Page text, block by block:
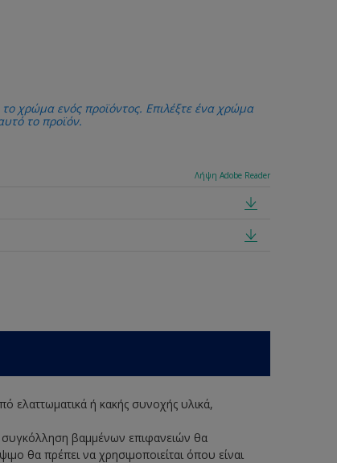
χρώμα ενός προϊόντος. Επιλέξτε ένα χρώμα
το προϊόν.
Λήψη Adobe Reader
ελαττωματικά ή κακής συνοχής υλικά,
βαμμένων επιφανειών θα
θα πρέπει να χρησιμοποιείται όπου είναι